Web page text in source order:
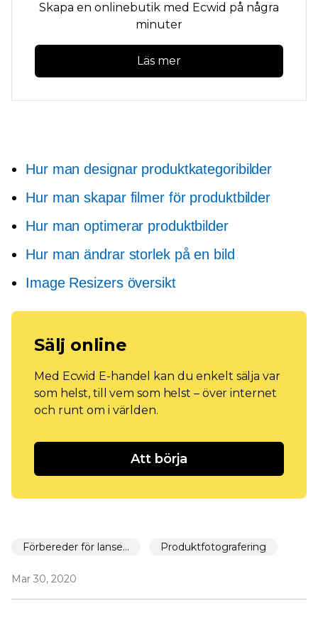
Skapa en onlinebutik med Ecwid på några
minuter
Läs mer
Hur man designar produktkategoribilder
Hur man skapar filmer för produktbilder
Hur man optimerar produktbilder
Hur man ändrar storlek på en bild
Image Resizers översikt
Sälj online
Med Ecwid E-handel kan du enkelt sälja var
som helst, till vem som helst – över internet
och runt om i världen.
Att börja
Förbereder för lansering Produktfotografering
Mar 30, 2020